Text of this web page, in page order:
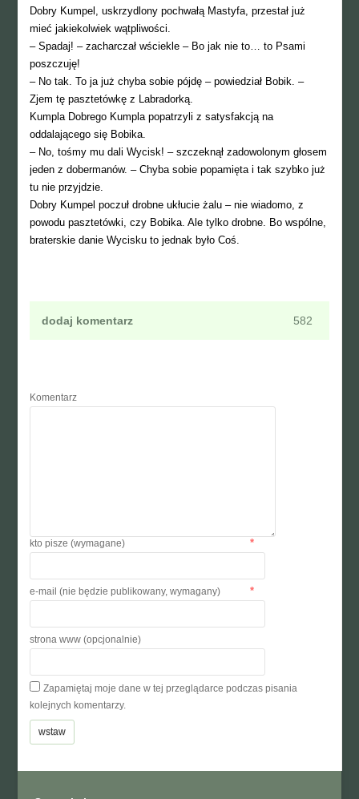
Dobry Kumpel, uskrzydlony pochwałą Mastyfa, przestał już
mieć jakiekolwiek wątpliwości.
– Spadaj! – zacharczał wściekle – Bo jak nie to… to Psami
poszczuję!
– No tak. To ja już chyba sobie pójdę – powiedział Bobik. –
Zjem tę pasztetówkę z Labradorką.
Kumpla Dobrego Kumpla popatrzyli z satysfakcją na
oddalającego się Bobika.
– No, tośmy mu dali Wycisk! – szczeknął zadowolonym głosem
jeden z dobermanów. – Chyba sobie popamięta i tak szybko już
tu nie przyjdzie.
Dobry Kumpel poczuł drobne ukłucie żalu – nie wiadomo, z
powodu pasztetówki, czy Bobika. Ale tylko drobne. Bo wspólne,
braterskie danie Wycisku to jednak było Coś.
582
dodaj komentarz
Komentarz
kto pisze (wymagane) *
e-mail (nie będzie publikowany, wymagany) *
strona www (opcjonalnie)
Zapamiętaj moje dane w tej przeglądarce podczas pisania
kolejnych komentarzy.